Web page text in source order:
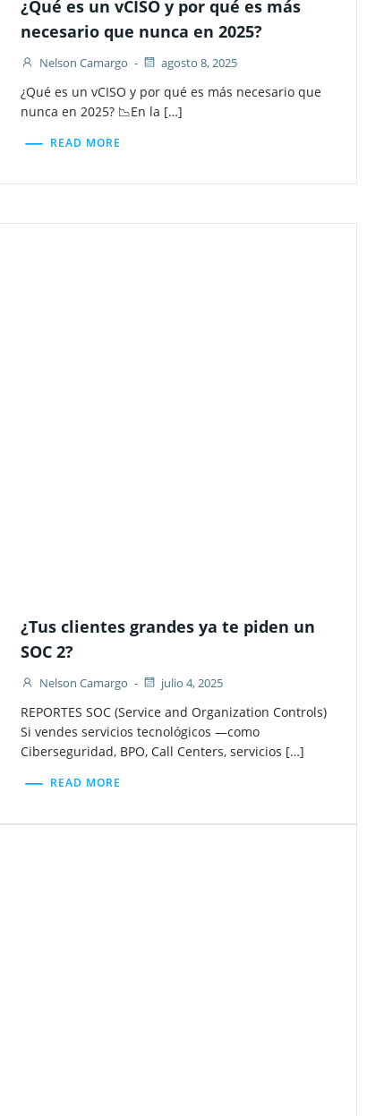
¿Qué es un vCISO y por qué es más
necesario que nunca en 2025?
Nelson Camargo - agosto 8, 2025
¿Qué es un vCISO y por qué es más necesario que
nunca en 2025? 📉En la […]
READ MORE
¿Tus clientes grandes ya te piden un
SOC 2?
Nelson Camargo - julio 4, 2025
REPORTES SOC (Service and Organization Controls)
Si vendes servicios tecnológicos —como
Ciberseguridad, BPO, Call Centers, servicios […]
READ MORE